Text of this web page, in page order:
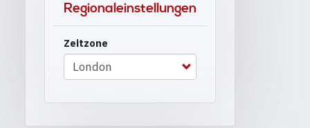
Regionaleinstellungen
Zeitzone